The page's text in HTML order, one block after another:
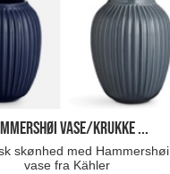
vase/krukke ...
skønhed med Hammershøi
vase fra Kähler